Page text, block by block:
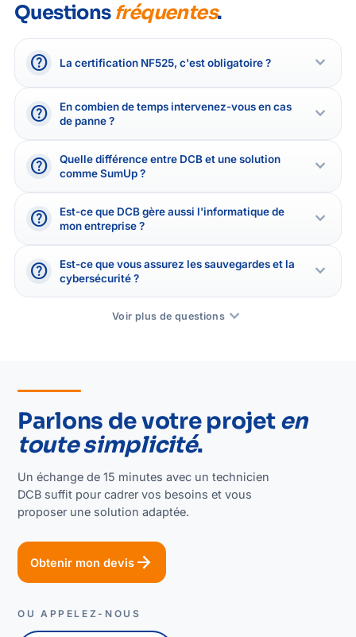
Questions fréquentes.
help La certification NF525, c'est obligatoire ? expand_more
help
En combien de temps intervenez-vous en cas
de panne ?
expand_more
help
Quelle différence entre DCB et une solution
comme SumUp ?
expand_more
help
Est-ce que DCB gère aussi l'informatique de
mon entreprise ?
expand_more
help
Est-ce que vous assurez les sauvegardes et la
cybersécurité ?
expand_more
Voir plus de questions expand_more
Parlons de votre projet en
toute simplicité.
Un échange de 15 minutes avec un technicien
DCB suffit pour cadrer vos besoins et vous
proposer une solution adaptée.
Obtenir mon devis arrow_forward
OU APPELEZ-NOUS